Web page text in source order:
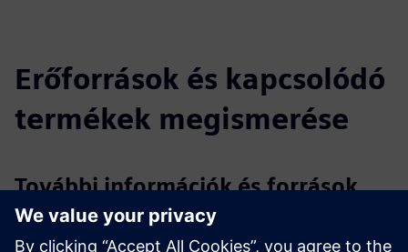
Erőforrások és kapcsolódó
termékek megismerése
További információk és források
Ajánlat - CERTAS alarm Digital+
Ajánlat - CERTAS AlarmNet Digital+